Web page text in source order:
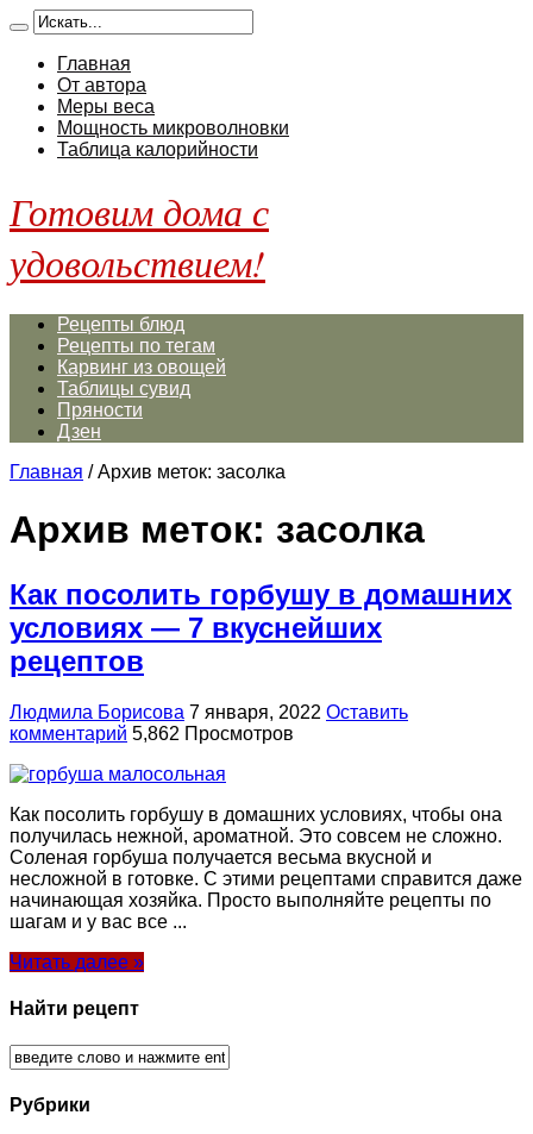
Главная
От автора
Меры веса
Мощность микроволновки
Таблица калорийности
Готовим дома с
удовольствием!
Рецепты блюд
Рецепты по тегам
Карвинг из овощей
Таблицы сувид
Пряности
Дзен
Главная /Архив меток: засолка
Архив меток: засолка
Как посолить горбушу в домашних
условиях — 7 вкуснейших
рецептов
Людмила Борисова 7 января, 2022 Оставить
комментарий 5,862 Просмотров
Как посолить горбушу в домашних условиях, чтобы она
получилась нежной, ароматной. Это совсем не сложно.
Соленая горбуша получается весьма вкусной и
несложной в готовке. С этими рецептами справится даже
начинающая хозяйка. Просто выполняйте рецепты по
шагам и у вас все ...
Читать далее »
Найти рецепт
Рубрики